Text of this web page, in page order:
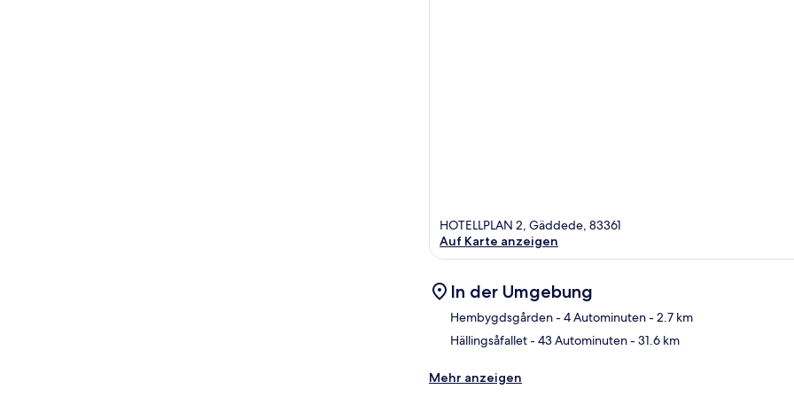
HOTELLPLAN 2, Gäddede, 83361
Auf Karte anzeigen
In der Umgebung
Hembygdsgården- 4 Autominuten- 2.7 km
Hällingsåfallet- 43 Autominuten- 31.6 km
Mehr anzeigen